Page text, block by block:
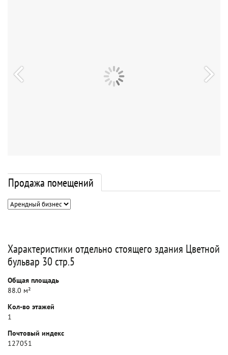
Продажа помещений
Характеристики отдельно стоящего здания Цветной
бульвар 30 стр.5
Общая площадь
88.0 м²
Кол-во этажей
1
Почтовый индекс
127051